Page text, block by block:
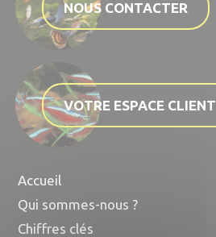
NOUS CONTACTER
VOTRE ESPACE CLIENT
Accueil
Qui sommes-nous ?
Chiffres clés